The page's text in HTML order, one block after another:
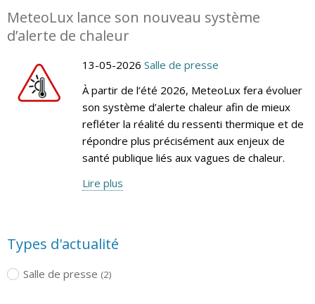
MeteoLux lance son nouveau système
d’alerte de chaleur
13-05-2026 Salle de presse
À partir de l’été 2026, MeteoLux fera évoluer
son système d’alerte chaleur afin de mieux
refléter la réalité du ressenti thermique et de
répondre plus précisément aux enjeux de
santé publique liés aux vagues de chaleur.
Lire plus
Types d'actualité
Salle de presse (2)